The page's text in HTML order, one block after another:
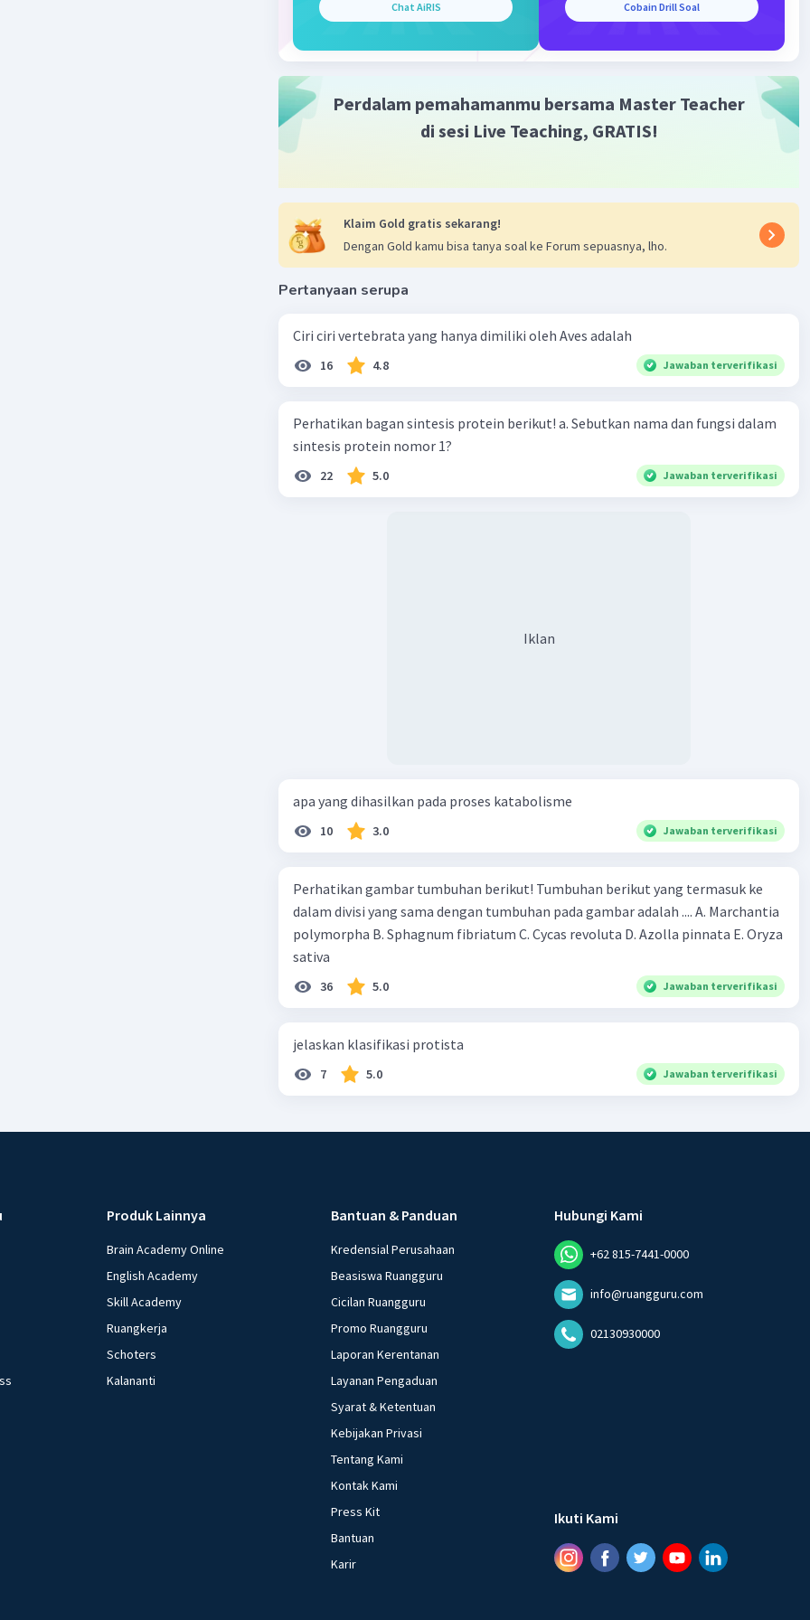
Chat AiRIS Cobain Drill Soal
Perdalam pemahamanmu bersama Master Teacher
di sesi Live Teaching, GRATIS!
Klaim Gold gratis sekarang!
Dengan Gold kamu bisa tanya soal ke Forum sepuasnya, lho.
Pertanyaan serupa
Ciri ciri vertebrata yang hanya dimiliki oleh Aves adalah
16 4.8 Jawaban terverifikasi
Perhatikan bagan sintesis protein berikut! a. Sebutkan nama dan fungsi dalam
sintesis protein nomor 1?
22 5.0 Jawaban terverifikasi
Iklan
apa yang dihasilkan pada proses katabolisme
10 3.0 Jawaban terverifikasi
Perhatikan gambar tumbuhan berikut! Tumbuhan berikut yang termasuk ke
dalam divisi yang sama dengan tumbuhan pada gambar adalah .... A. Marchantia
polymorpha B. Sphagnum fibriatum C. Cycas revoluta D. Azolla pinnata E. Oryza
sativa
36 5.0 Jawaban terverifikasi
jelaskan klasifikasi protista
7 5.0 Jawaban terverifikasi
Produk Lainnya
Brain Academy Online
English Academy
Skill Academy
Ruangkerja
Schoters
Kalananti
Bantuan & Panduan
Kredensial Perusahaan
Beasiswa Ruangguru
Cicilan Ruangguru
Promo Ruangguru
Laporan Kerentanan
Layanan Pengaduan
Syarat & Ketentuan
Kebijakan Privasi
Tentang Kami
Kontak Kami
Press Kit
Bantuan
Karir
Hubungi Kami
+62 815-7441-0000
info@ruangguru.com
02130930000
Ikuti Kami